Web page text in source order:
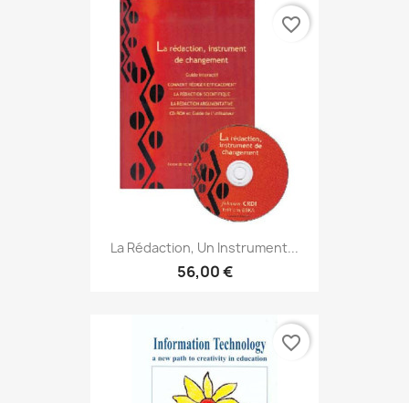
La Rédaction, Un Instrument...
56,00 €
favorite_border
favorite_border